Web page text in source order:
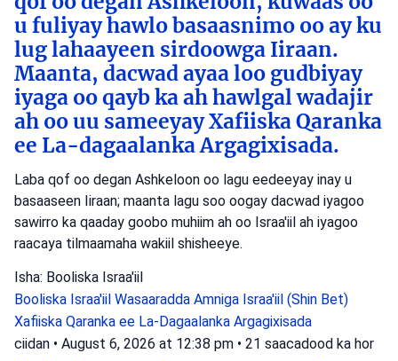
u fuliyay hawlo basaasnimo oo ay ku
lug lahaayeen sirdoowga Iiraan.
Maanta, dacwad ayaa loo gudbiyay
iyaga oo qayb ka ah hawlgal wadajir
ah oo uu sameeyay Xafiiska Qaranka
ee La-dagaalanka Argagixisada.
Laba qof oo degan Ashkeloon oo lagu eedeeyay inay u
basaaseen Iiraan; maanta lagu soo oogay dacwad iyagoo
sawirro ka qaaday goobo muhiim ah oo Israa'iil ah iyagoo
raacaya tilmaamaha wakiil shisheeye.
Isha: Booliska Israa'iil
Booliska Israa'iil Wasaaradda Amniga Israa'iil (Shin Bet)
Xafiiska Qaranka ee La-Dagaalanka Argagixisada
ciidan • August 6, 2026 at 12:38 pm • 21 saacadood ka hor